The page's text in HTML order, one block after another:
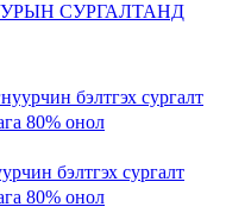
СУРГАЛТАНД
бэлтгэх сургалт
80% онол